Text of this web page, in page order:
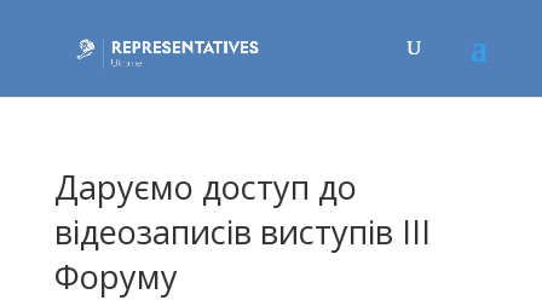
Даруємо доступ до
відеозаписів виступів ІІІ
Форуму